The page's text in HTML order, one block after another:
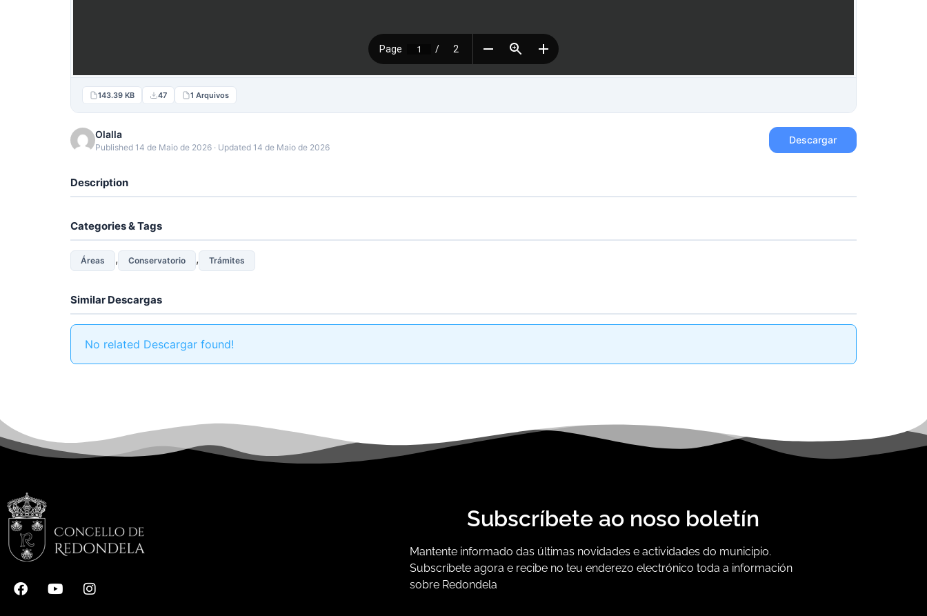
143.39 KB 47 1 Arquivos
Olalla
Published 14 de Maio de 2026 · Updated 14 de Maio de 2026
Descargar
Description
Categories & Tags
Áreas , Conservatorio , Trámites
Similar Descargas
No related Descargar found!
Subscríbete ao noso boletín
Mantente informado das últimas novidades e actividades do municipio.
Subscríbete agora e recibe no teu enderezo electrónico toda a información
sobre Redondela